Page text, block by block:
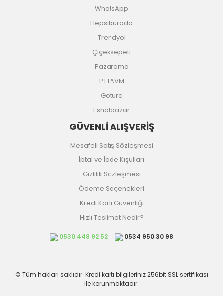
WhatsApp
Hepsiburada
Trendyol
Çiçeksepeti
Pazarama
PTTAVM
Goturc
Esnafpazar
GÜVENLİ ALIŞVERİŞ
Mesafeli Satış Sözleşmesi
İptal ve İade Kışulları
Gizlilik Sözleşmesi
Ödeme Seçenekleri
Kredi Kartı Güvenliği
Hızlı Teslimat Nedir?
0530 448 92 52 0534 950 30 98
© Tüm hakları saklıdır. Kredi kartı bilgileriniz 256bit SSL sertifikası
ile korunmaktadır.